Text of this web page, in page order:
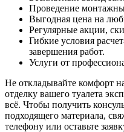
Проведение
Выгодная цена на
Регулярные акции,
Гибкие условия
завершения работ.
Услуги от
Не откладывайте комфорт
отделку вашего туалета
всё. Чтобы получить
подходящего материала,
телефону или оставьте